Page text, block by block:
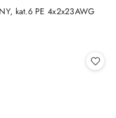
kat.6 PE 4x2x23AWG